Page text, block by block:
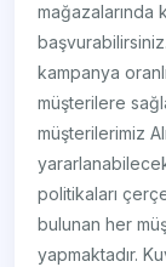
mağazalarında
kampanya
müşterilere
müşterilerimiz
politikaları
bulunan her
yapmaktadır.